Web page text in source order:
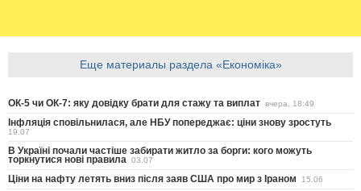
Еще материалы раздела «Економіка»
ОК-5 чи ОК-7: яку довідку брати для стажу та виплат вчера, 18:49
Інфляція сповільнилася, але НБУ попереджає: ціни знову зростуть
19.07
В Україні почали частіше забирати житло за борги: кого можуть
торкнутися нові правила 03.07
Ціни на нафту летять вниз після заяв США про мир з Іраном 15.06